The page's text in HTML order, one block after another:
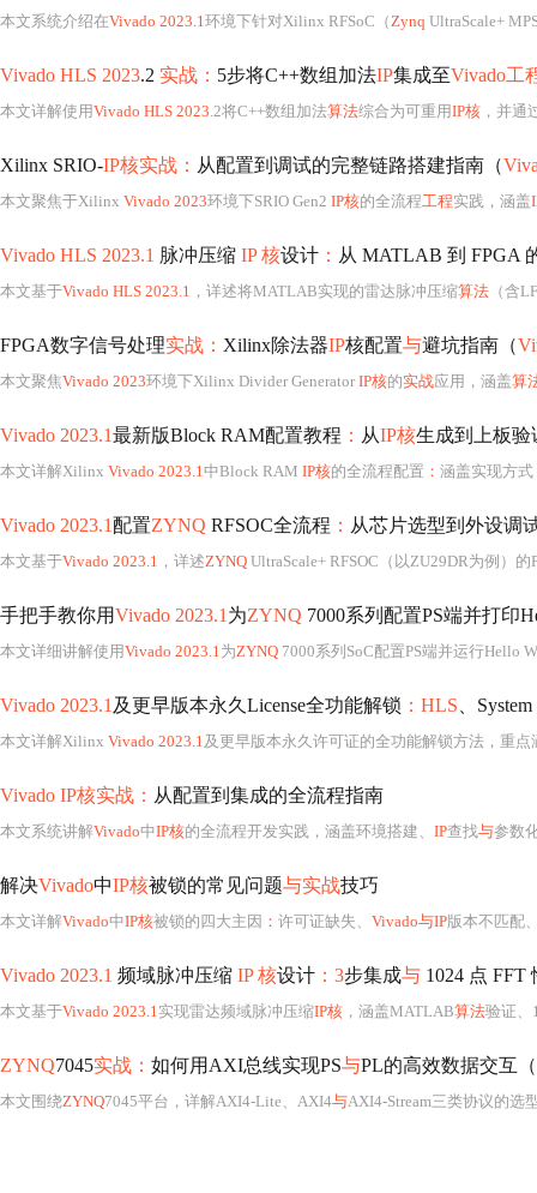
本文系统介绍在Vivado 2023.1环境下针对Xilinx RFSoC（Zynq UltraScale+ MPSoC）的全流程硬件配
Vivado HLS 2023.2 实战： 5步将C++数组加法IP集成至Vivado工
本文详解使用Vivado HLS 2023.2将C++数组加法算法综合为可重用IP核 ，并通
Xilinx SRIO-IP核实战： 从配置到调试的完整链路搭建指南（
本文聚焦于Xilinx Vivado 2023环境下SRIO Gen2 IP核的全流程工程实践，涵盖
Vivado HLS 2023.1 脉冲压缩 IP 核设计 ： 从 MATLAB 到 FPGA
本文基于Vivado HLS 2023.1 ，详述将MATLAB实现的雷达脉冲压缩算法 （含
FPGA数字信号处理实战： Xilinx除法器IP核配置与避坑指南（
本文聚焦Vivado 2023环境下Xilinx Divider Generator IP核的实战应用，涵盖算
Vivado 2023.1最新版Block RAM配置教程 ： 从IP核生成到上板验
本文详解Xilinx Vivado 2023.1中Block RAM IP核的全流程配置 ： 涵盖实现方式（块RAM/分布式RAM）、端口类型（单端口/真双端口等
Vivado 2023.1配置ZYNQ RFSOC全流程 ： 从芯片选型到外设调
本文基于Vivado 2023.1 ，详述ZYNQ UltraScale+ RFSOC（以ZU29DR为例）
手把手教你用Vivado 2023.1 为ZYNQ 7000系列配置PS端并打印
本文详细讲解使用Vivado 2023.1为ZYNQ 7000系列SoC配置PS端并运行Hello
Vivado 2023.1 及更早版本永久License全功能解锁 ：HLS 、
本文详解Xilinx Vivado 2023.1及更早版本永久许可证的全功能解锁方法，重点
Vivado IP核实战： 从配置到集成的全流程指南
本文系统讲解Vivado中IP核的全流程开发实践，涵盖环境搭建、 IP查找与参数化
解决Vivado中IP核被锁的常见问题与实战技巧
本文详解Vivado中IP核被锁的四大主因 ： 许可证缺失、 Vivado与IP版本不匹配
Vivado 2023.1 频域脉冲压缩 IP 核设计 ：3步集成与 1024 点 FFT
本文基于Vivado 2023.1实现雷达频域脉冲压缩IP核 ，涵盖MATLAB算法验证、
ZYNQ7045实战： 如何用AXI总线实现PS与PL的高效数据交互（
本文围绕ZYNQ7045平台，详解AXI4-Lite、AXI4与AXI4-Stream三类协议的选